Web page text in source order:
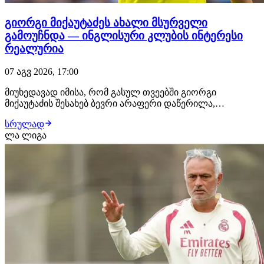
გიორგი მიქაუტაძეს ახალი მსურველი
გამოუჩნდა — ინგლისური კლუბის ინტერესი
რეალურია
07 აგვ 2026, 17:00
მიუხედავად იმისა, რომ გასულ თვეებში გიორგი
მიქაუტაძის შესახებ ბევრი არაფერი დაწერილა,
ფანჯრის ერთ-ერთ მოთხოვნად ფეხბურთელად ამ
დრომდე რჩება. როგორც ჩვენთვის ხდება ცნობილი,
ქართველი თავდამსხმელით ტოტენჰემი ინტერესდება.
სრულად
ლა ლიგა